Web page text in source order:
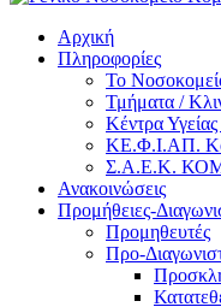
Αρχική
Πληροφορίες
Το
Τμήματα /
Κέντρα
ΚΕ.Φ.Ι.ΑΠ.
Σ.Α.Ε.Κ.
Ανακοινώσεις
Προμήθειες-
Προμηθευτές
Προ-